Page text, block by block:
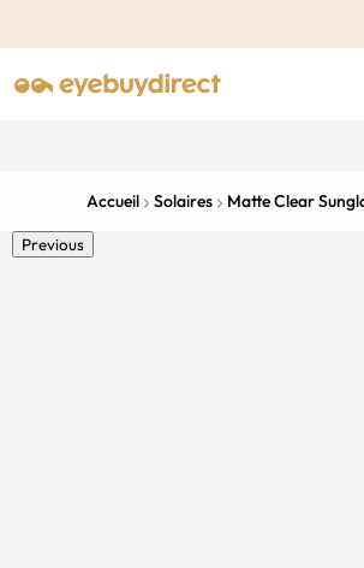
Accueil Solaires Matte Clear
Previous